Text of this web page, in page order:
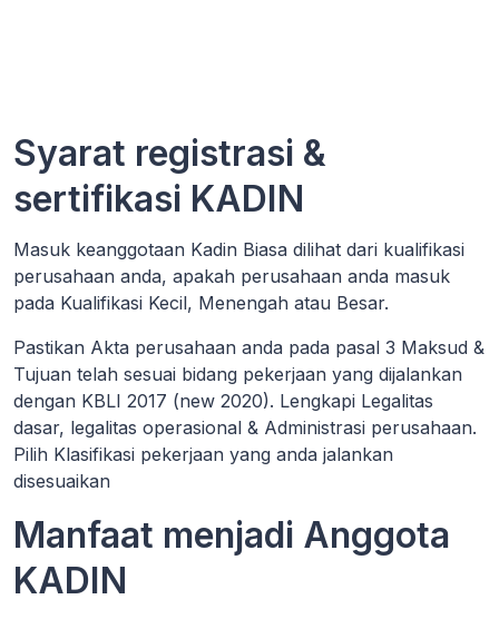
Syarat registrasi &
sertifikasi KADIN
Masuk keanggotaan Kadin Biasa dilihat dari kualifikasi
perusahaan anda, apakah perusahaan anda masuk
pada Kualifikasi Kecil, Menengah atau Besar.
Pastikan Akta perusahaan anda pada pasal 3 Maksud &
Tujuan telah sesuai bidang pekerjaan yang dijalankan
dengan KBLI 2017 (new 2020). Lengkapi Legalitas
dasar, legalitas operasional & Administrasi perusahaan.
Pilih Klasifikasi pekerjaan yang anda jalankan
disesuaikan
Manfaat menjadi Anggota
KADIN